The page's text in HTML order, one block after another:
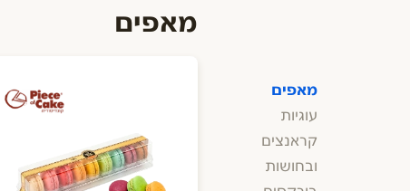
מאפים
עוגיות
קראנצים
ובחושות
מאפים